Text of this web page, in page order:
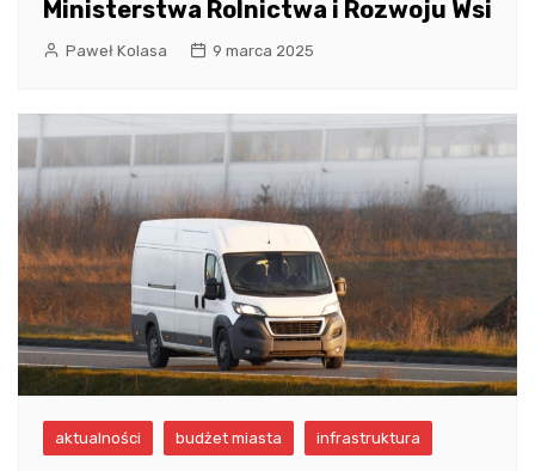
Ministerstwa Rolnictwa i Rozwoju Wsi
Paweł Kolasa 9 marca 2025
aktualności budżet miasta infrastruktura